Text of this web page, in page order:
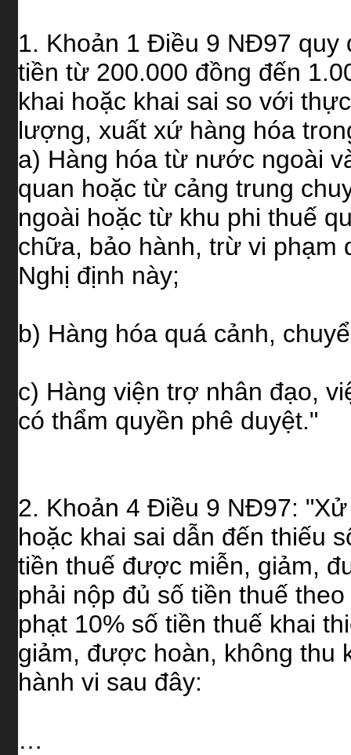
1. Khoản 1 Điều 9 NĐ97 quy
tiền từ 200.000 đồng đến
khai hoặc khai sai so với
lượng, xuất xứ hàng hóa
a) Hàng hóa từ nước ngoài
quan hoặc từ cảng trung
ngoài hoặc từ khu phi thuế
chữa, bảo hành, trừ vi phạm
Nghị định này;
b) Hàng hóa quá cảnh,
c) Hàng viện trợ nhân đạo,
có thẩm quyền phê duyệt."
2. Khoản 4 Điều 9 NĐ97:
hoặc khai sai dẫn đến thiếu
tiền thuế được miễn, giảm,
phải nộp đủ số tiền thuế
phạt 10% số tiền thuế khai
giảm, được hoàn, không thu
hành vi sau đây:
…